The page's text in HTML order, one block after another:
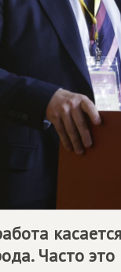
Часто